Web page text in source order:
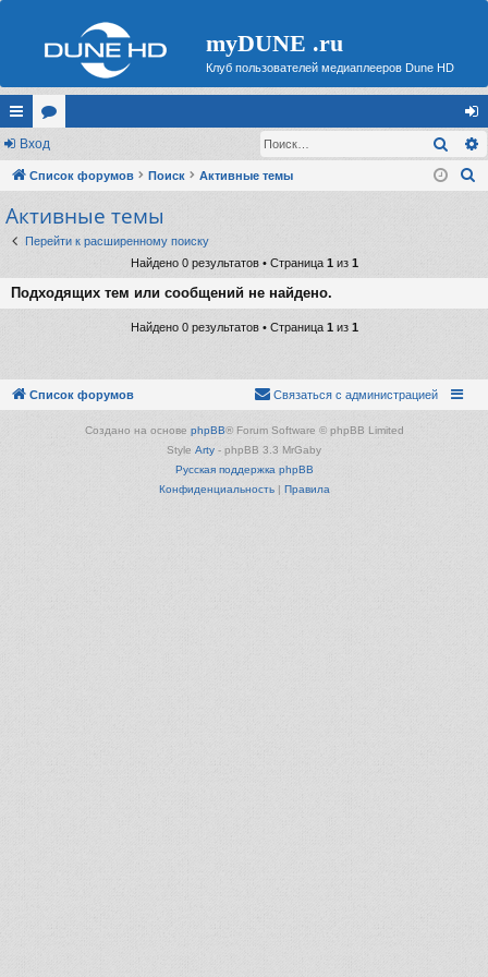
myDUNE .ru
Клуб пользователей медиаплееров Dune HD
с
ы
лк
и
ор
ум
хо
д
Вход
Список форумов Поиск Активные темы
Активные темы
Перейти к расширенному поиску
Найдено 0 результатов • Страница 1 из 1
Подходящих тем или сообщений не найдено.
Найдено 0 результатов • Страница 1из 1
Список форумов Связаться с администрацией
Создано на основе phpBB® Forum Software © phpBB Limited
Style Arty - phpBB 3.3 MrGaby
Русская поддержка phpBB
Конфиденциальность| Правила